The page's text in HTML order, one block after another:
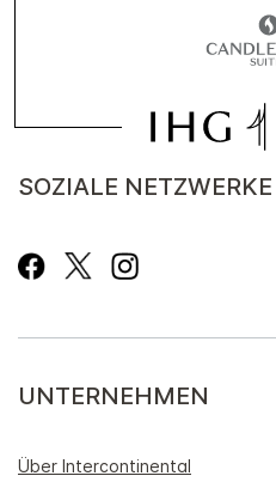
SOZIALE NETZWERKE
UNTERNEHMEN
Über Intercontinental